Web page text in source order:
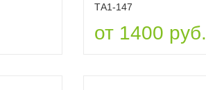
ТА1-147
от 1400 руб.